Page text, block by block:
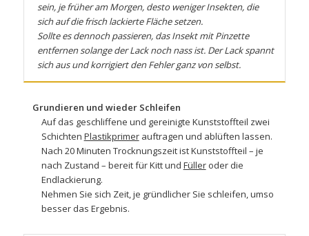
sein, je früher am Morgen, desto weniger Insekten, die
sich auf die frisch lackierte Fläche setzen.
Sollte es dennoch passieren, das Insekt mit Pinzette
entfernen solange der Lack noch nass ist. Der Lack spannt
sich aus und korrigiert den Fehler ganz von selbst.
Grundieren und wieder Schleifen
Auf das geschliffene und gereinigte Kunststoffteil zwei
Schichten Plastikprimerauftragen und ablüften lassen.
Nach 20 Minuten Trocknungszeit ist Kunststoffteil – je
nach Zustand – bereit fürKittund Fülleroder die
Endlackierung.
Nehmen Sie sich Zeit, je gründlicher Sie schleifen, umso
besser das Ergebnis.